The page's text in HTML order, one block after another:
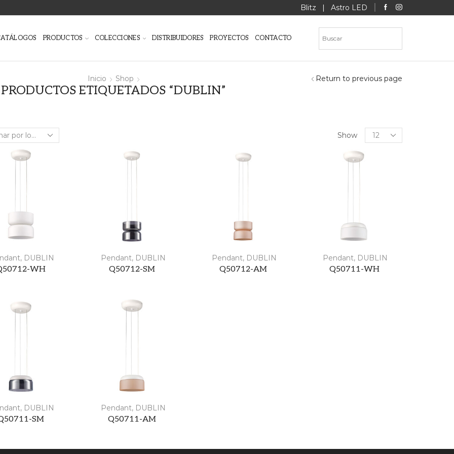
Blitz | Astro LED
PRODUCTOS COLECCIONES DISTRIBUIDORES PROYECTOS CONTACTO
Inicio Shop
PRODUCTOS ETIQUETADOS “DUBLIN”
Return to previous page
Show
Products
per
, DUBLIN
WH
Pendant, DUBLIN
Q50712-SM
Pendant, DUBLIN
Q50712-AM
Pendant, DUBLIN
Q50711-WH
, DUBLIN
SM
Pendant, DUBLIN
Q50711-AM